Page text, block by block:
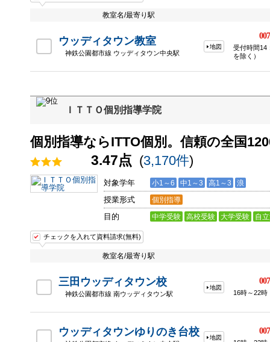
教室名/最寄り駅
ウッディタウン教室
神鉄公園都市線 ウッディタウン中央駅
地図
受付時間14
を除く）
ＩＴＴＯ個別指導学院
個別指導ならITTO個別。信頼の全国
3.47点 (3,170件)
対象学年 小1～6 中1～3 高1～3 浪
授業形式 個別指導
目的 中学受験 高校受験 大学受験 自
チェックを入れて資料請求(無料)
教室名/最寄り駅
三田ウッディタウン校
神鉄公園都市線 南ウッディタウン駅
地図
16時～22時
ウッディタウンゆりのき台校 地図